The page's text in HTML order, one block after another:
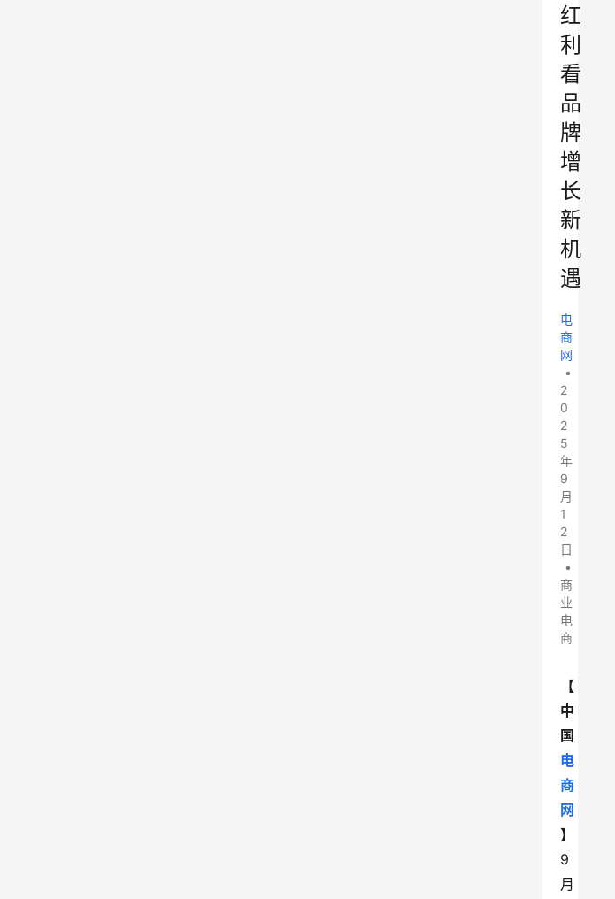
红
利
看
品
牌
增
长
新
机
遇
电
商
网
•
2
0
2
5
年
9
月
1
2
日
•
商
业
电
商
【
中
国
电
商
网
】
9
月